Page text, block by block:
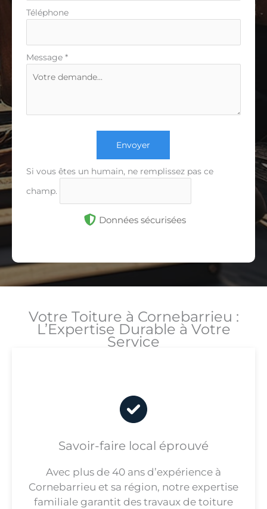
Téléphone
Message *
Envoyer
Si vous êtes un humain, ne remplissez pas ce
champ.
Données sécurisées
Votre Toiture à Cornebarrieu :
L’Expertise Durable à Votre
Service
Savoir-faire local éprouvé
Avec plus de 40 ans d’expérience à
Cornebarrieu et sa région, notre expertise
familiale garantit des travaux de toiture